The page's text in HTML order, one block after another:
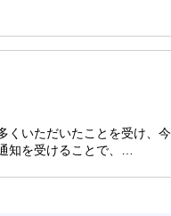
くいただいたことを受け、今
知を受けることで、…